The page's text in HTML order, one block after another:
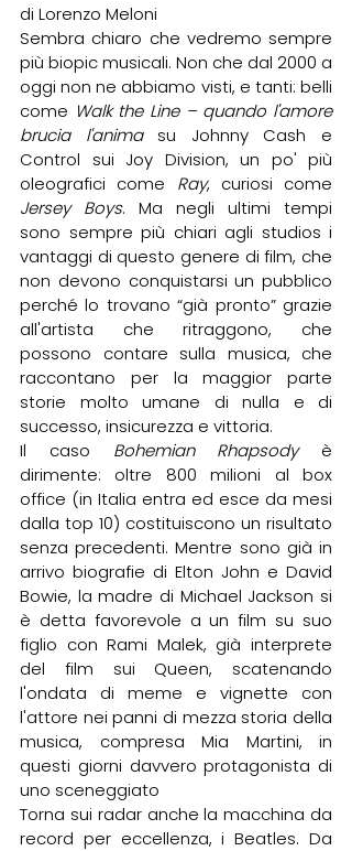
di Lorenzo Meloni
Sembra chiaro che vedremo sempre
più biopic musicali. Non che dal 2000 a
oggi non ne abbiamo visti, e tanti: belli
come Walk the Line – quando l'amore
brucia l'anima su Johnny Cash e
Control sui Joy Division, un po' più
oleografici come Ray
Jersey Boys. Ma negli ultimi tempi
sono sempre più chiari agli studios i
vantaggi di questo genere di film, che
non devono conquistarsi un pubblico
perché lo trovano “già pronto” grazie
all'artista che ritraggono, che
possono contare sulla musica, che
raccontano per la maggior parte
storie molto umane di nulla e di
successo, insicurezza e vittoria.
Il caso Bohemian Rhapsody è
dirimente: oltre 800 milioni al box
office (in Italia entra ed esce da mesi
dalla top 10) costituiscono un risultato
senza precedenti. Mentre sono già in
arrivo biografie di Elton John e David
Bowie, la madre di Michael Jackson si
è detta favorevole a un film su suo
figlio con Rami Malek, già interprete
del film sui Queen, scatenando
l'ondata di meme e vignette con
l'attore nei panni di mezza storia della
musica, compresa Mia Martini, in
questi giorni davvero protagonista di
uno sceneggiato
Torna sui radar anche la macchina da
record per eccellenza, i Beatles. Da